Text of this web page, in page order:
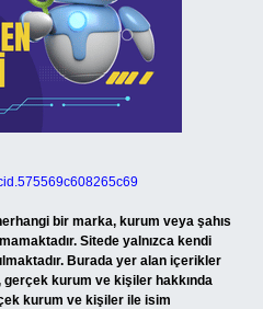
bir marka, kurum veya şahıs
Sitede yalnızca kendi
Burada yer alan içerikler
gerçek kurum ve kişiler hakkında
kurum ve kişiler ile isim